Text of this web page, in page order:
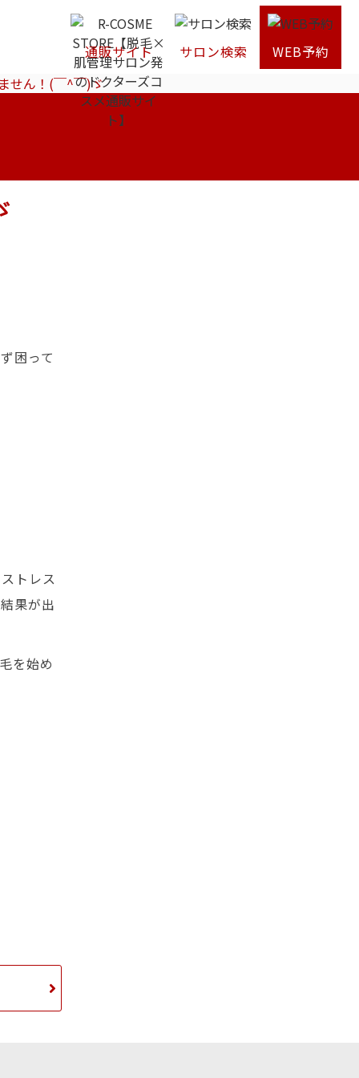
通販サイト サロン検索
WEB予約
せん！(￣^￣)ゞ
困って
トレス
果が出
を始め